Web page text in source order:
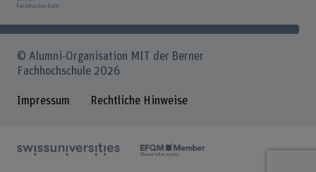
© Alumni-Organisation MIT der Berner
Fachhochschule 2026
Impressum Rechtliche Hinweise